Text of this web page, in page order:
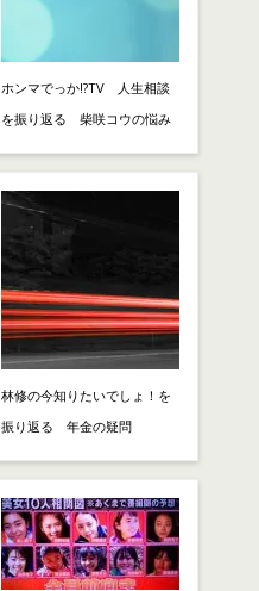
ホンマでっか!?TV 人生相談
を振り返る 柴咲コウの悩み
林修の今知りたいでしょ！を
振り返る 年金の疑問